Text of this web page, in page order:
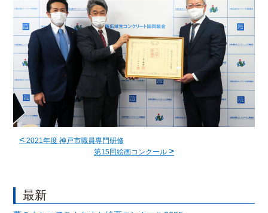
<2021年度 神戸市職員専門研修
第15回絵画コンクール >
最新